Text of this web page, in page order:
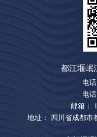
都江堰岷
电
电
邮箱：
地址： 四川省成都市